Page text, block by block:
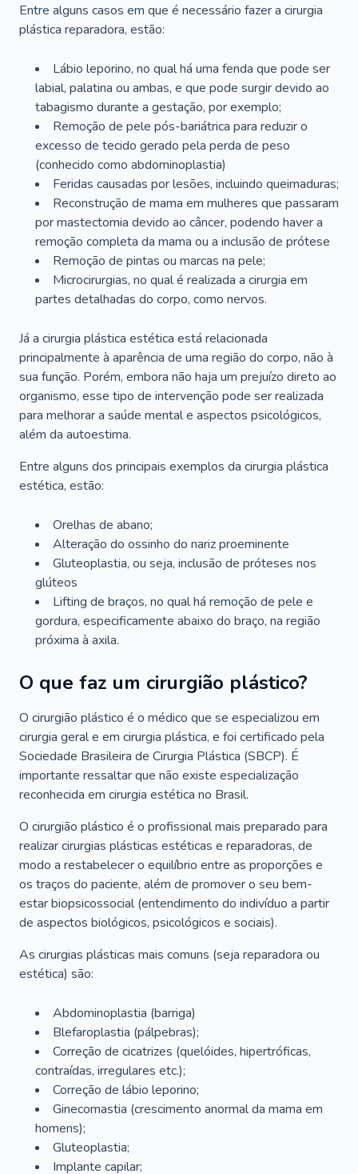
Entre alguns casos em que é necessário fazer a cirurgia
plástica reparadora, estão:
Lábio leporino, no qual há uma fenda que pode ser
labial, palatina ou ambas, e que pode surgir devido ao
tabagismo durante a gestação, por exemplo;
Remoção de pele pós-bariátrica para reduzir o
excesso de tecido gerado pela perda de peso
(conhecido como abdominoplastia)
Feridas causadas por lesões, incluindo queimaduras;
Reconstrução de mama em mulheres que passaram
por mastectomia devido ao câncer, podendo haver a
remoção completa da mama ou a inclusão de prótese
Remoção de pintas ou marcas na pele;
Microcirurgias, no qual é realizada a cirurgia em
partes detalhadas do corpo, como nervos.
Já a cirurgia plástica estética está relacionada
principalmente à aparência de uma região do corpo, não à
sua função. Porém, embora não haja um prejuízo direto ao
organismo, esse tipo de intervenção pode ser realizada
para melhorar a saúde mental e aspectos psicológicos,
além da autoestima.
Entre alguns dos principais exemplos da cirurgia plástica
estética, estão:
Orelhas de abano;
Alteração do ossinho do nariz proeminente
Gluteoplastia, ou seja, inclusão de próteses nos
glúteos
Lifting de braços, no qual há remoção de pele e
gordura, especificamente abaixo do braço, na região
próxima à axila.
O que faz um cirurgião plástico?
O cirurgião plástico é o médico que se especializou em
cirurgia geral e em cirurgia plástica, e foi certificado pela
Sociedade Brasileira de Cirurgia Plástica (SBCP). É
importante ressaltar que não existe especialização
reconhecida em cirurgia estética no Brasil.
O cirurgião plástico é o profissional mais preparado para
realizar cirurgias plásticas estéticas e reparadoras, de
modo a restabelecer o equilíbrio entre as proporções e
os traços do paciente, além de promover o seu bem-
estar biopsicossocial (entendimento do indivíduo a partir
de aspectos biológicos, psicológicos e sociais).
As cirurgias plásticas mais comuns (seja reparadora ou
estética) são:
Abdominoplastia (barriga)
Blefaroplastia (pálpebras);
Correção de cicatrizes (quelóides, hipertróficas,
contraídas, irregulares etc.);
Correção de lábio leporino;
Ginecomastia (crescimento anormal da mama em
homens);
Gluteoplastia;
Implante capilar;